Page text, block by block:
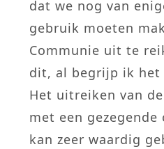
dat we nog van
gebruik moeten
Communie uit te
dit, al begrijp ik het
Het uitreiken van
met een
kan zeer waardig